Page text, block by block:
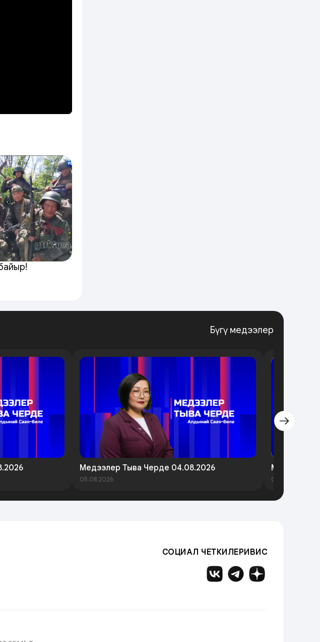
Бүгү медээлер
Медээлер Тыва Черде 04.08.2026
05.08.2026
Медээлер
05.08.2026
СОЦИАЛ ЧЕТКИЛЕРИВИС